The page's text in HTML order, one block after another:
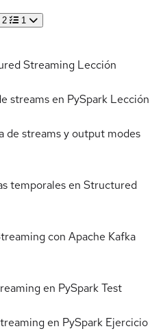
2 1
Streaming Lección
streams en PySpark Lección
de streams y output modes
temporales en Structured
con Apache Kafka
en PySparkTest
en PySpark Ejercicio